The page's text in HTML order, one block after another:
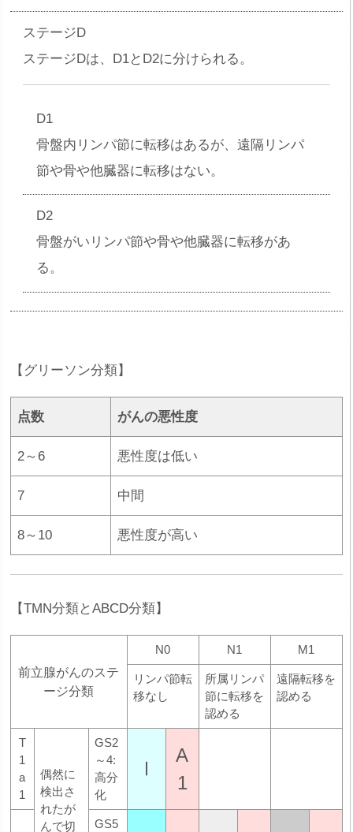
ステージD
ステージDは、D1とD2に分けられる。
D1
骨盤内リンパ節に転移はあるが、遠隔リンパ
節や骨や他臓器に転移はない。
D2
骨盤がいリンパ節や骨や他臓器に転移があ
る。
【グリーソン分類】
点数 がんの悪性度
2～6 悪性度は低い
7 中間
8～10 悪性度が高い
【TMN分類とABCD分類】
前立腺がんのステ
ージ分類
N0 N1 M1
リンパ節転
移なし
所属リンパ
節に転移を
認める
遠隔転移を
認める
T
1
a
1
偶然に
検出さ
れたが
んで切
GS2
～4:
高分
化
Ⅰ
A
1
GS5